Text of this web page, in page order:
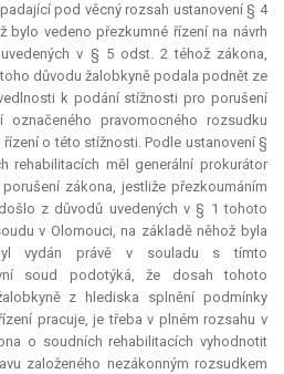
pod věcný rozsah ustanovení § 4
bylo vedeno přezkumné řízení na návrh
v § 5 odst. 2 téhož zákona,
důvodu žalobkyně podala podnět ze
k podání stížnosti pro porušení
označeného pravomocného rozsudku
o této stížnosti. Podle ustanovení §
rehabilitacích měl generální prokurátor
zákona, jestliže přezkoumáním
z důvodů uvedených v § 1 tohoto
v Olomouci, na základě něhož byla
byl vydán právě v souladu s tímto
soud podotýká, že dosah tohoto
z hlediska splnění podmínky
pracuje, je třeba v plném rozsahu v
o soudních rehabilitacích vyhodnotit
založeného nezákonným rozsudkem